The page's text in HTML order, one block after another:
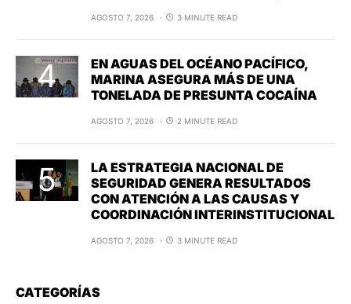
AGOSTO 7, 2026 3 MINUTE READ
EN AGUAS DEL OCÉANO PACÍFICO,
MARINA ASEGURA MÁS DE UNA
TONELADA DE PRESUNTA COCAÍNA
AGOSTO 7, 2026 2 MINUTE READ
LA ESTRATEGIA NACIONAL DE
SEGURIDAD GENERA RESULTADOS
CON ATENCIÓN A LAS CAUSAS Y
COORDINACIÓN INTERINSTITUCIONAL
AGOSTO 7, 2026 3 MINUTE READ
CATEGORÍAS